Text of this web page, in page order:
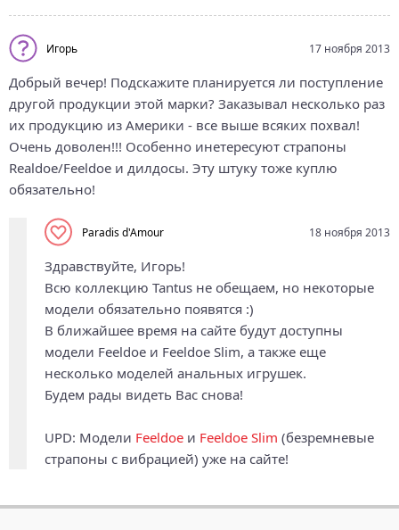
Игорь 17 ноября 2013
Добрый вечер! Подскажите планируется ли поступление
другой продукции этой марки? Заказывал несколько раз
их продукцию из Америки - все выше всяких похвал!
Очень доволен!!! Особенно инетересуют страпоны
Realdoe/Feeldoe и дилдосы. Эту штуку тоже куплю
обязательно!
Paradis d'Amour 18 ноября 2013
Здравствуйте, Игорь!
Всю коллекцию Tantus не обещаем, но некоторые
модели обязательно появятся :)
В ближайшее время на сайте будут доступны
модели Feeldoe и Feeldoe Slim, а также еще
несколько моделей анальных игрушек.
Будем рады видеть Вас снова!
UPD: Модели Feeldoe и Feeldoe Slim (безремневые
страпоны с вибрацией) уже на сайте!